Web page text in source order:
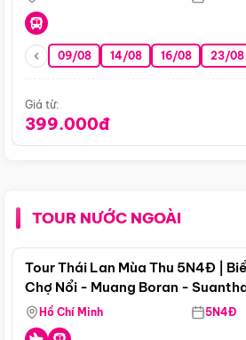
09/08 14/08 16/08 23/08
Giá từ:
399.000đ
TOUR NƯỚC NGOÀI
Tour Thái Lan Mùa Thu 5N4Đ |
Chợ Nổi - Muang Boran -
Airlines)
Hồ Chí Minh 5N4Đ